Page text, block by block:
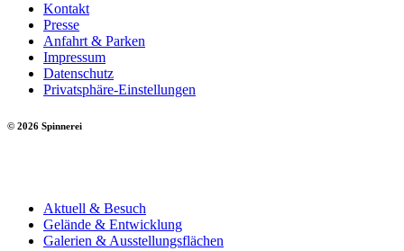
Kontakt
Presse
Anfahrt & Parken
Impressum
Datenschutz
Privatsphäre-Einstellungen
© 2026 Spinnerei
Aktuell & Besuch
Gelände & Entwicklung
Galerien & Ausstellungsflächen